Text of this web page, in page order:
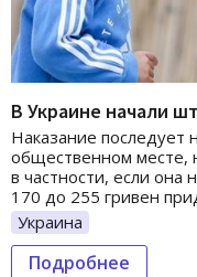
В Украине начали
Наказание последует
общественном месте,
в частности, если
170 до 255 гривен
Украина
Подробнее